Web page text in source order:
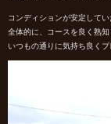
コンディションが安定してい
全体的に、コースを良く熟
いつもの通りに気持ち良く